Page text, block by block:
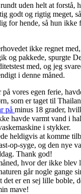
uden helt at forstå,
godt og rigtig meget,
for hende, så hun ikke
ikke regnet
og pakkede, spurgte
med, og jeg
i denne måned.
vores egen ferie,
som er taget til
på minus 18 grader,
havde varmt vand i
i stykker.
heldigvis at komme
op-syge, og den nye
Thank god!
hvor der ikke blev
går nogle gange
er en sej lille boble,
mave!